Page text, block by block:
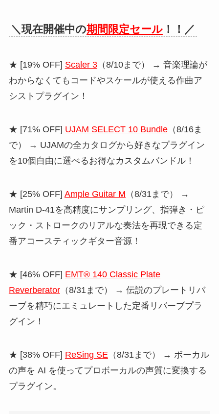
＼現在開催中の期間限定セール！！／
★ [19% OFF] Scaler 3（8/10まで） → 音楽理論が
わからなくてもコードやスケールが使える作曲ア
シストプラグイン！
★ [71% OFF] UJAM SELECT 10 Bundle（8/16ま
で） → UJAMの全カタログから好きなプラグイン
を10個自由に選べるお得なカスタムバンドル！
★ [25% OFF] Ample Guitar M （8/31まで） →
Martin D-41を高精度にサンプリング、指弾き・ピ
ック・ストロークのリアルな奏法を再現できる定
番アコースティックギター音源！
★ [46% OFF] EMT® 140 Classic Plate
Reverberator（8/31まで） → 伝説のプレートリバ
ーブを精巧にエミュレートした定番リバーブプラ
グイン！
★ [38% OFF] ReSing SE （8/31まで） → ボーカル
の声を AI を使ってプロボーカルの声質に変換する
プラグイン。